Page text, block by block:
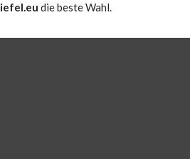
die beste Wahl.